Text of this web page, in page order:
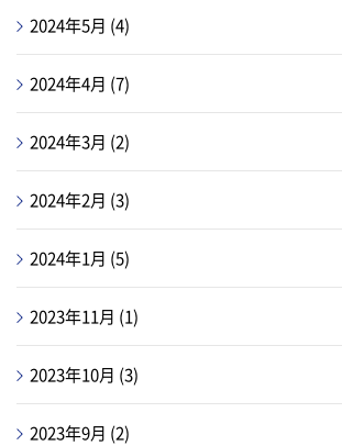
2024年5月 (4)
2024年4月 (7)
2024年3月 (2)
2024年2月 (3)
2024年1月 (5)
2023年11月 (1)
2023年10月 (3)
2023年9月 (2)